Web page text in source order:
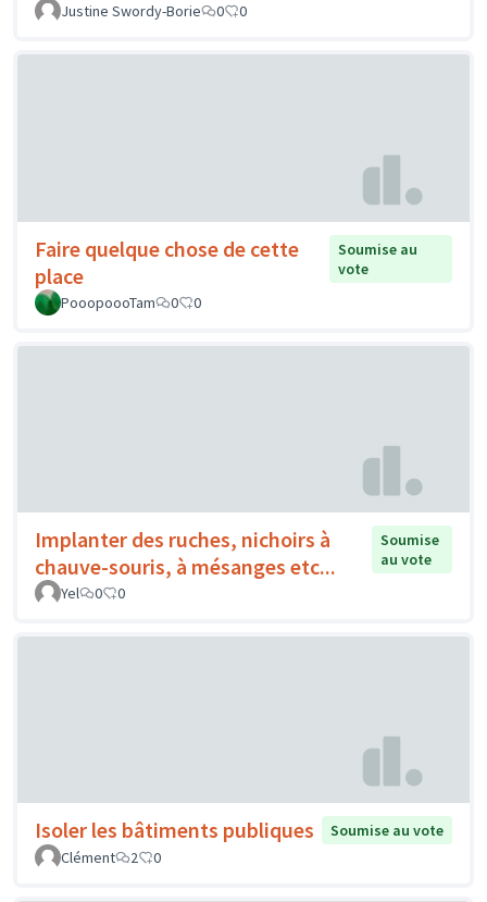
Justine Swordy-Borie 0 0
Faire quelque chose de cette
place
Soumise au
vote
PooopoooTam
0 0
Implanter des ruches, nichoirs à
chauve-souris, à mésanges etc...
Soumise
au vote
Yel
0 0
Isoler les bâtiments publiques
Soumise au vote
Clément
2 0